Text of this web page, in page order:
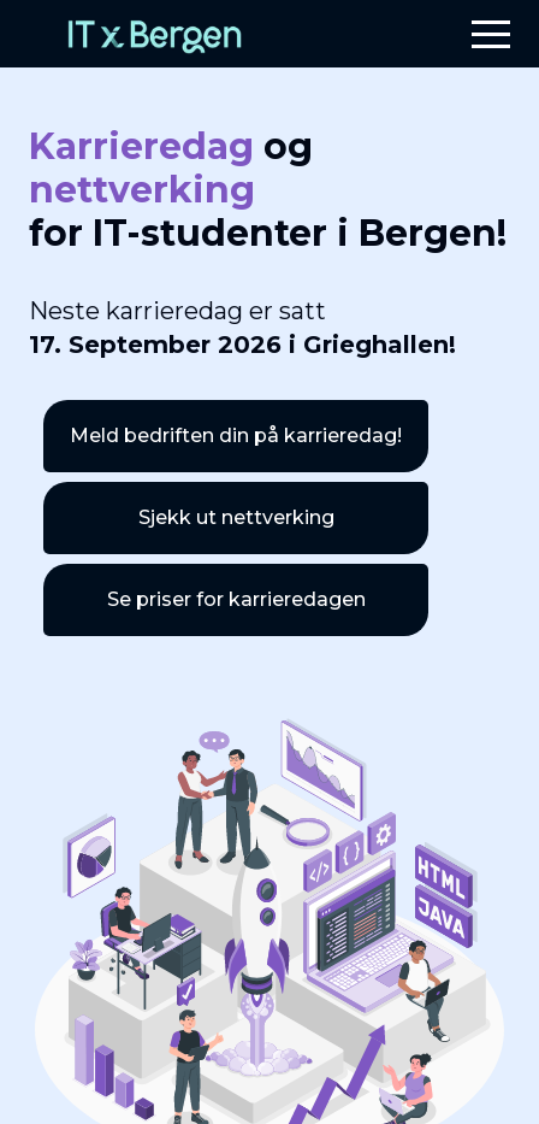
Karrieredag og
nettverking
for IT-studenter i Bergen!
Neste karrieredag er satt
17. September 2026 i Grieghallen!
Meld bedriften din på karrieredag!
Sjekk ut nettverking
Se priser for karrieredagen